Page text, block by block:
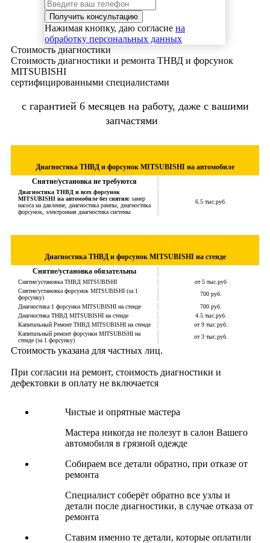
Нажимая кнопку, даю согласие на
обработку персональных данных
Стоимость диагностики
Стоимость диагностики и ремонта ТНВД и форсунок
MITSUBISHI
сертифицированными специалистами
с гарантией 6 месяцев на работу, даже с вашими
запчастями
Диагностика ТНВД и форсунок MITSUBISHI на автомобиле
Снятие/установка не требуются
Диагностика ТНВД и всех форсунок
MITSUBISHI на автомобиле без снятия: замер
насоса на давление, диагностика рампы, диагностика
форсунок, электронная диагностика системы
6.5 тыс.руб.
Диагностика ТНВД и форсунок MITSUBISHI на стенде
Снятие/установка обязательны
Снятие/установка ТНВД MITSUBISHI
от 5 тыс.руб
Снятие/установка форсунок MITSUBISHI (за 1
форсунку)
700 руб.
Диагностика 1 форсунки MITSUBISHI на стенде
700 руб.
Диагностика ТНВД MITSUBISHI на стенде
4.5 тыс.руб.
Капитальный Ремонт ТНВД MITSUBISHI на стенде
от 9 тыс.руб.
Капитальный ремонт форсунки MITSUBISHI на
стенде (за 1 форсунку)
от 3 тыс.руб.
Стоимость указана для частных лиц.
При согласии на ремонт, стоимость диагностики и
дефектовки в оплату не включается
Чистые и опрятные мастера
Мастера никогда не полезут в салон Вашего
автомобиля в грязной одежде
Собираем все детали обратно, при отказе от
ремонта
Специалист соберёт обратно все узлы и
детали после диагностики, в случае отказа от
ремонта
Ставим именно те детали, которые оплатили